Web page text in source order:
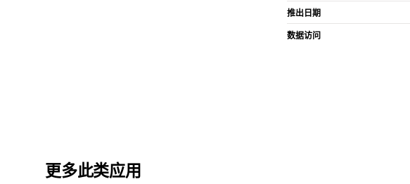
推出日期
数据访问
更多此类应用